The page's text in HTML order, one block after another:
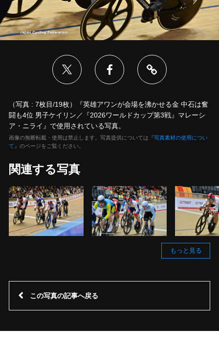
（写真 : 7枚目/19枚）『英雄アワンが会場を沸かせる金 中石は奮
闘も4位 男子ケイリン／『2026ワールドカップ第3戦』マレーシ
ア・ニライ』で使用されている写真。
画像の無断転載・使用は禁止します。写真提供については『写真素材の使用につい
て 』のページをご覧ください。
関連する写真
もっと見る
この写真の記事へ戻る